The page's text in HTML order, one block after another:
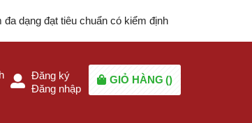
đa dạng đạt tiêu chuẩn có kiểm định
Đăng ký
Đăng nhập
GIỎ HÀNG ()